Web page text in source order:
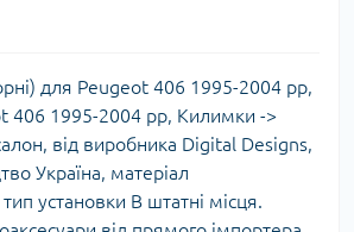
для Peugeot 406 1995-2004 рр,
406 1995-2004 рр, Килимки ->
від виробника Digital Designs,
Україна, матеріал
тип установки В штатні місця.